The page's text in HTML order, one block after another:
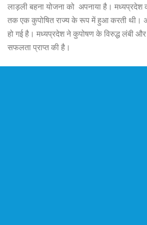
लाड़ली बहना योजना को अपनाया है। मध्यप्रदेश
तक एक कुपोषित राज्य के रूप में हुआ करती थी।
हो गई है। मध्यप्रदेश ने कुपोषण के विरुद्ध लंबी
सफलता प्राप्त की है।